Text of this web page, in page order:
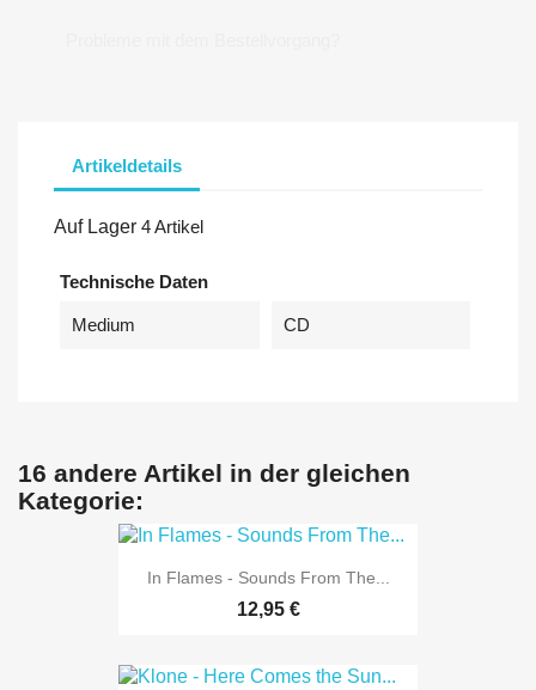
Artikeldetails
Auf Lager 4 Artikel
Technische Daten
Medium CD
16 andere Artikel in der gleichen
Kategorie:
In Flames - Sounds From The...
12,95 €